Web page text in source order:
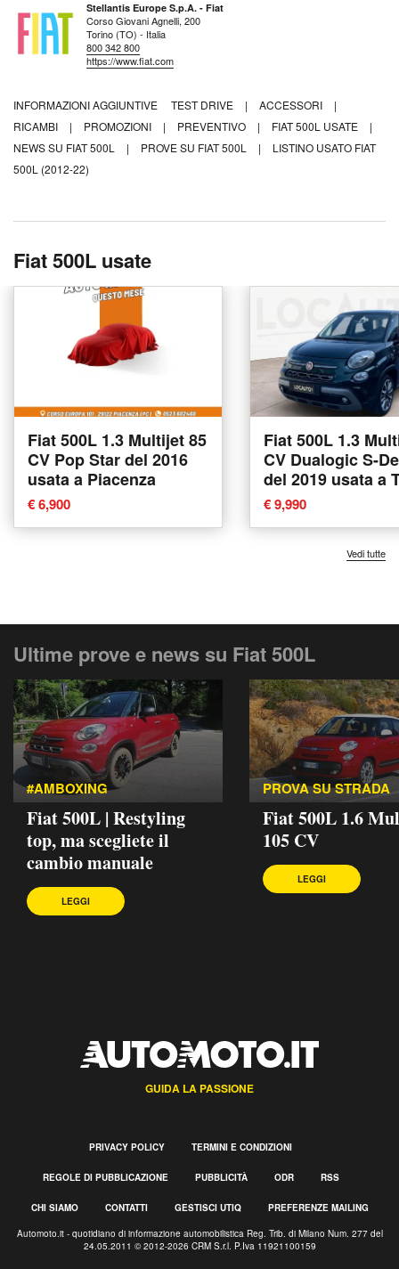
Stellantis Europe S.p.A. - Fiat
Corso Giovani Agnelli, 200
Torino (TO) - Italia
800 342 800
https://www.fiat.com
INFORMAZIONI AGGIUNTIVE TEST DRIVE | ACCESSORI
|
RICAMBI
| PROMOZIONI | PREVENTIVO | FIAT 500L USATE
|
NEWS SU FIAT 500L
| PROVE SU FIAT 500L |
LISTINO USATO FIAT
500L (2012-22)
Fiat 500L usate
Fiat 500L 1.3 Multijet 85
CV Pop Star del 2016
usata a Piacenza
€ 6,900
Fiat 500L 1.3
CV Dualogic S-
del 2019 usata a
€ 9,990
Vedi tutte
Ultime prove e news su Fiat 500L
#AMBOXING
Fiat 500L | Restyling
top, ma scegliete il
cambio manuale
LEGGI
PROVA SU STRADA
Fiat 500L 1.6
105 CV
LEGGI
GUIDA LA PASSIONE
PRIVACY POLICY TERMINI E CONDIZIONI
REGOLE DI PUBBLICAZIONE PUBBLICITÀ ODR RSS
CHI SIAMO CONTATTI GESTISCI UTIQ PREFERENZE MAILING
Automoto.it - quotidiano di informazione automobilistica Reg. Trib. di Milano Num. 277 del
24.05.2011 © 2012-2026 CRM S.r.l. P.Iva 11921100159